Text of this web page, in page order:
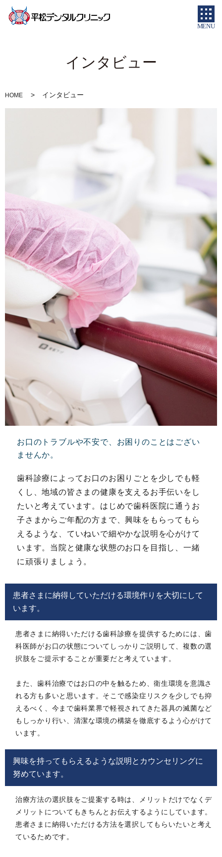
MENU
インタビュー
HOME インタビュー
お口のトラブルや不安で、お困りのことはござい
ませんか。
歯科診療によってお口のお困りごとを少しでも軽
くし、地域の皆さまの健康を支えるお手伝いをし
たいと考えています。はじめで歯科医院に通うお
子さまからご年配の方まで、興味をもらってもら
えるような、ていねいで細やかな説明を心がけて
います。当院と健康な状態のお口を目指し、一緒
に頑張りましょう。
患者さまに納得していただける環境作りを大切にして
います。
患者さまに納得いただける歯科診療を提供するためには、歯
科医師がお口の状態についてしっかりご説明して、複数の選
択肢をご提示することが重要だと考えています。
また、歯科治療ではお口の中を触るため、衛生環境を意識さ
れる方も多いと思います。そこで感染症リスクを少しでも抑
えるべく、今まで歯科業界で軽視されてきた器具の滅菌など
もしっかり行い、清潔な環境の構築を徹底するよう心がけて
います。
興味を持ってもらえるような説明とカウンセリングに
努めています。
治療方法の選択肢をご提案する時は、メリットだけでなくデ
メリットについてもきちんとお伝えするようにしています。
患者さまに納得いただける方法を選択してもらいたいと考え
ているためです。